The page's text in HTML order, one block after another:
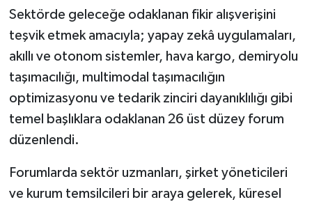
Sektörde geleceğe odaklanan fikir alışverişini
teşvik etmek amacıyla; yapay zekâ uygulamaları,
akıllı ve otonom sistemler, hava kargo, demiryolu
taşımacılığı, multimodal taşımacılığın
optimizasyonu ve tedarik zinciri dayanıklılığı gibi
temel başlıklara odaklanan 26 üst düzey forum
düzenlendi.
Forumlarda sektör uzmanları, şirket yöneticileri
ve kurum temsilcileri bir araya gelerek, küresel